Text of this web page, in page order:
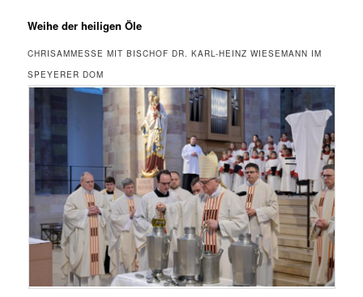
Weihe der heiligen Öle
CHRISAMMESSE MIT BISCHOF DR. KARL-HEINZ WIESEMANN IM
SPEYERER DOM